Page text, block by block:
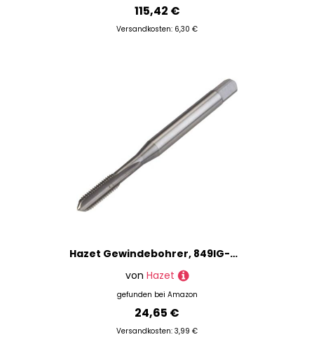
115,42 €
Versandkosten: 6,30 €
Hazet Gewindebohrer, 849IG-M5
von Hazet
gefunden bei Amazon
24,65 €
Versandkosten: 3,99 €